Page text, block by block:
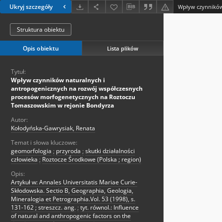
Ukryj szczegóły
Struktura obiektu
Opis obiektu Lista plików
Tytuł:
Wpływ czynników naturalnych i
antropogenicznych na rozwój współczesnych
procesów morfogenetycznych na Roztoczu
Tomaszowskim w rejonie Bondyrza
Autor:
Kołodyńska-Gawrysiak, Renata
Temat i słowa kluczowe:
geomorfologia ; przyroda ; skutki działalności
człowieka ; Roztocze Środkowe (Polska ; region)
Opis:
Artykuł w: Annales Universitatis Mariae Curie-
Skłodowska. Sectio B, Geographia, Geologia,
Mineralogia et Petrographia.Vol. 53 (1998), s.
131-162 ; streszcz. ang. ; tyt. równol.: Influence
of natural and anthropogenic factors on the